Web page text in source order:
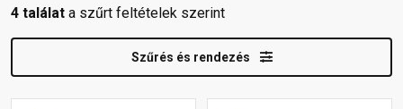
4 találat a szűrt feltételek szerint
Szűrés és rendezés